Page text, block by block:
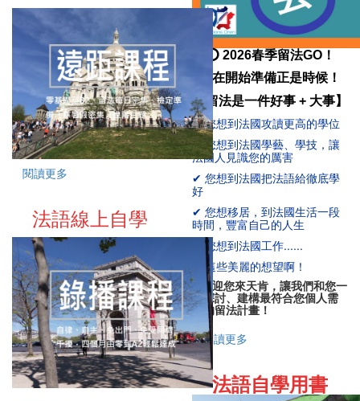
⭕ 2026春季留法GO！
現在開始準備正是時候！
【留法是一件好事 + 大事】
✔ 您想到法國攻讀更高的學位
✔
您想到法國學藝、學技，讓
法國人見識您的厲害
✔ 您想到法國把法語給徹底學
好
✔ 您想移居，到法國生活一段
時間，豐富自己的人生
您想到法國工作......
這些美麗的想望啊！
☝
歡迎您來天肯，讓我們和您一
起探討、建構最符合您個人需
要的留法計畫！
閱讀更多
閱讀更多
法語線上自學
法語自學用書